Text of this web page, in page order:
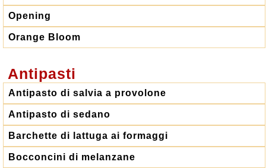
Opening
Orange Bloom
Antipasti
Antipasto di salvia a provolone
Antipasto di sedano
Barchette di lattuga ai formaggi
Bocconcini di melanzane